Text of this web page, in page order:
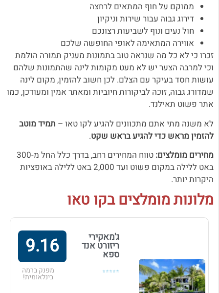
ממוקם על חוף המתאים לרחצה
דירוג גבוה עבור שירות וניקיון
חול נעים ונוף לשביעות רצונכם
אווירה המתאימה לאופי החופשה שלכם
זכרו כי לא כל מה שנראה טוב בתמונות מעניק תמורה הולמת
וכי למרבה הצער יש לא מעט מקומות לינה שהתמונות שלהם
עושות חסד בעיקר עם הצלם. לכן חשוב להזמין, מקום לינה
שמדורג גבוה, זוכה לביקורות חיוביות ומאתר אמין ומעודכן, כמו
אתר פשוט תאילנד.
לא משנה מתי אתם מתכוונים להגיע לקו טאו – תמיד מוטב
להזמין מראש כדי להגיע בראש שקט.
מחירים מומלצים:
טווח המחירים רחב, בדרך כלל החל מ-300
באט ללילה במקום פשוט ועד 2,000 באט ללילה באופציות
היקרות יותר.
מלונות מומלצים בקו טאו
ג'מאקירי
ריזורט אנד
ספא
⭐⭐⭐⭐⭐
9.16
מפנק ברמה
בינלאומית!